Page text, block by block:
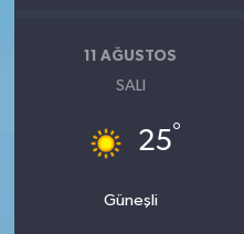
11 AĞUSTOS
SALI
25°
Güneşli